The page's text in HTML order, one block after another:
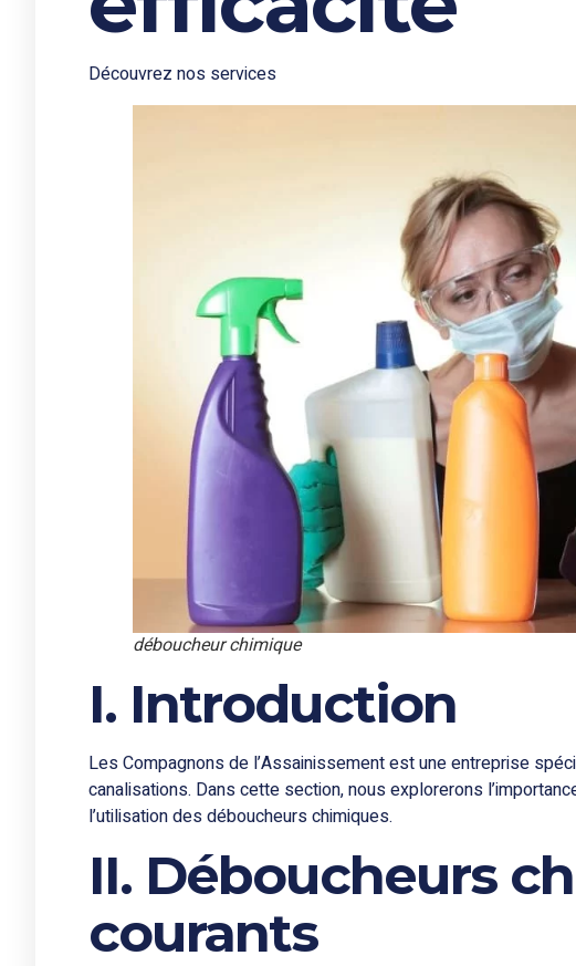
Découvrez nos services
déboucheur chimique
I. Introduction
Les Compagnons de l’Assainissementest une entreprise
canalisations. Dans cette section, nous explorerons
l’utilisation des déboucheurs chimiques.
II. Déboucheurs
courants